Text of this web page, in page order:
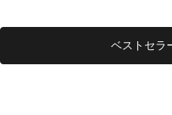
ベストセラ